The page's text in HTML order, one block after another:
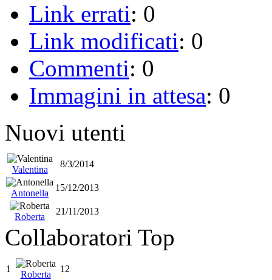
Link errati: 0
Link modificati: 0
Commenti: 0
Immagini in attesa: 0
Nuovi utenti
Valentina
8/3/2014
Antonella
15/12/2013
Roberta
21/11/2013
Collaboratori Top
1
Roberta
12